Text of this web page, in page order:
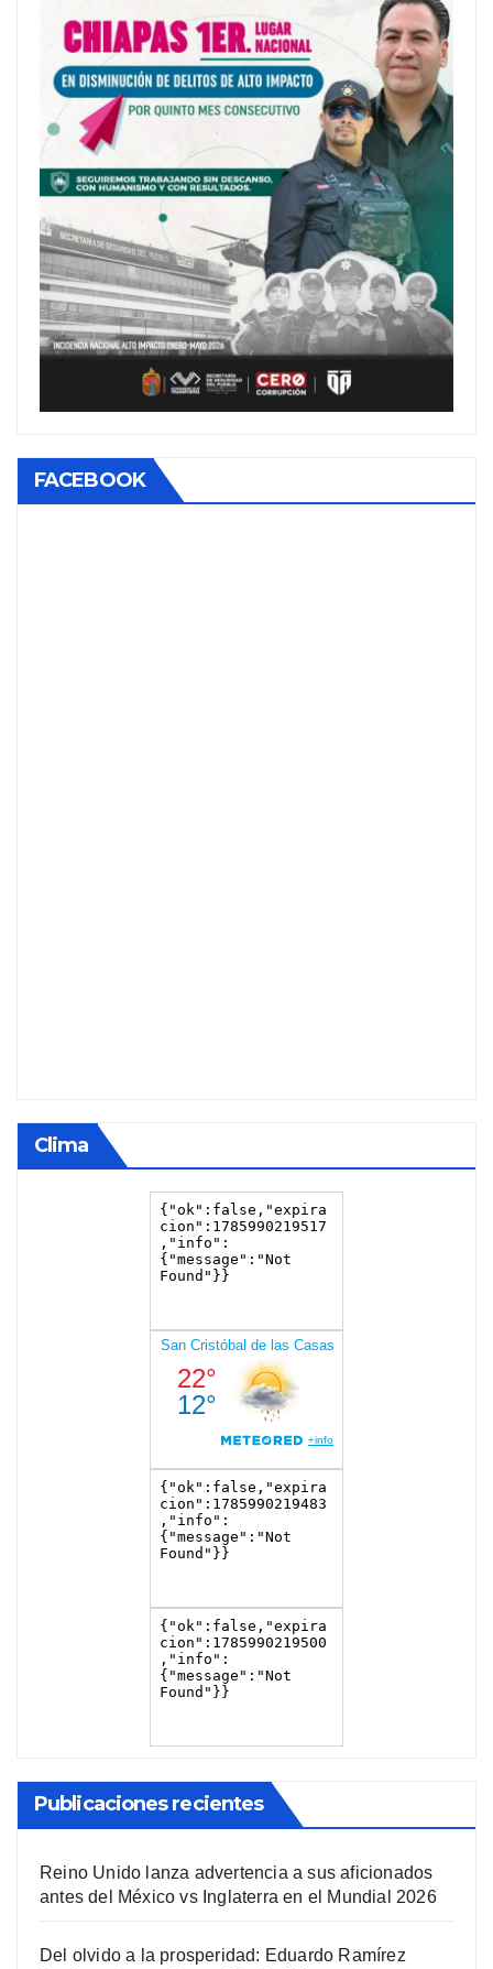
FACEBOOK
Clima
Publicaciones recientes
Reino Unido lanza advertencia a sus aficionados
antes del México vs Inglaterra en el Mundial 2026
Del olvido a la prosperidad: Eduardo Ramírez